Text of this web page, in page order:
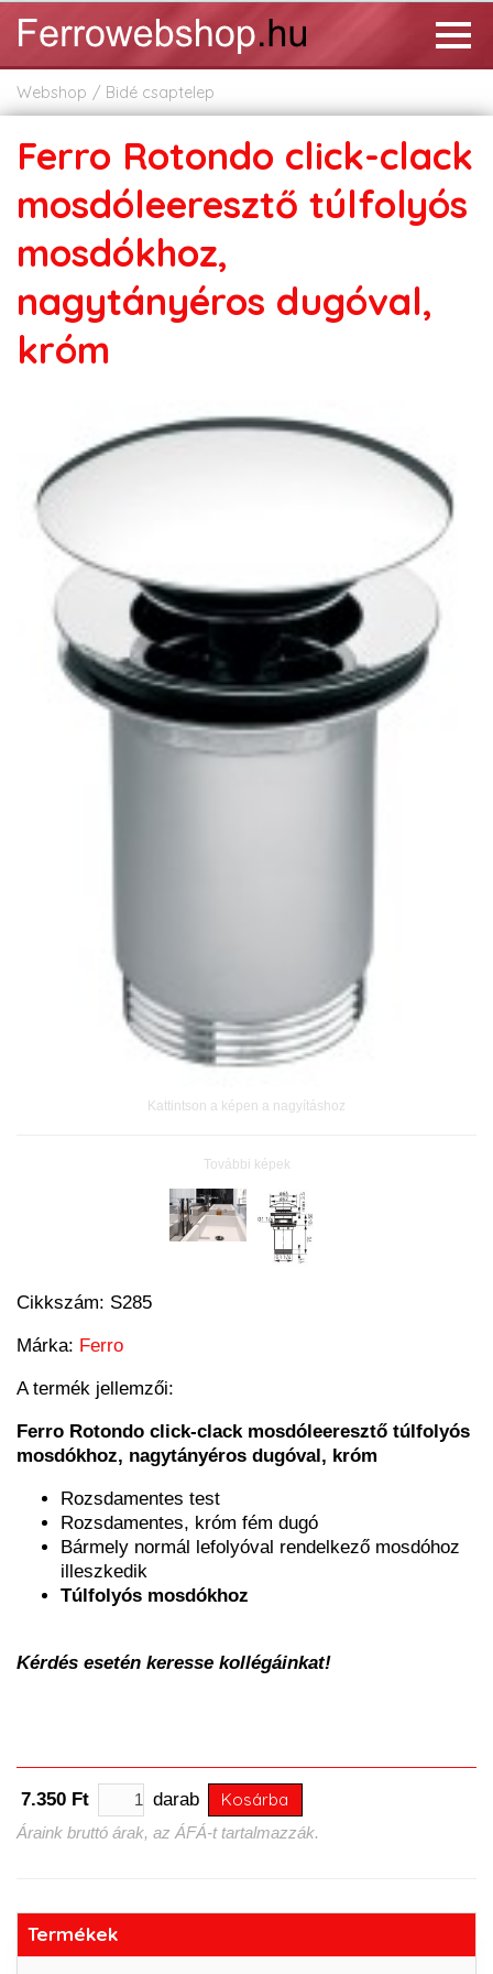
Webshop Bidé csaptelep
Ferro Rotondo click-clack
mosdóleeresztő túlfolyós
mosdókhoz,
nagytányéros dugóval,
króm
Kattintson a képen a nagyításhoz
További képek
Cikkszám: S285
Márka: Ferro
A termék jellemzői:
Ferro Rotondo click-clack mosdóleeresztő túlfolyós
mosdókhoz, nagytányéros dugóval, króm
Rozsdamentes test
Rozsdamentes, króm fém dugó
Bármely normál lefolyóval rendelkező mosdóhoz
illeszkedik
Túlfolyós mosdókhoz
Kérdés esetén keresse kollégáinkat!
7.350 Ft darab Kosárba
Áraink bruttó árak, az ÁFÁ-t tartalmazzák.
Termékek